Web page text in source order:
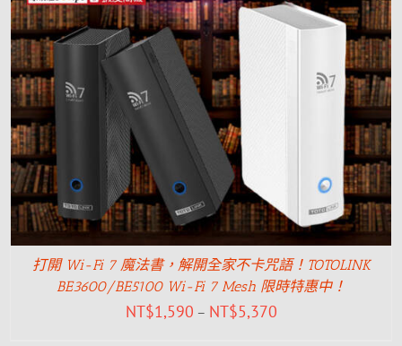
打開 Wi-Fi 7 魔法書，解開全家不卡咒語！TOTOLINK
BE3600/BE5100 Wi-Fi 7 Mesh 限時特惠中！
NT$1,590 – NT$5,370